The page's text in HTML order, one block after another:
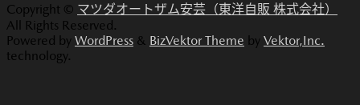
Copyright © マツダオートザム安芸（東洋自販 株式会社）
All Rights Reserved.
Powered by WordPress & BizVektor Theme by Vektor,Inc.
technology.